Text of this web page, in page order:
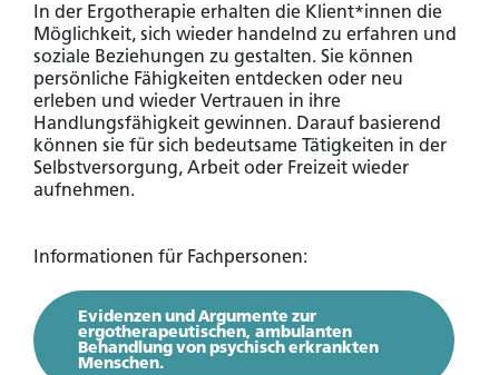
In der Ergotherapie erhalten die Klient*innen die
Möglichkeit, sich wieder handelnd zu erfahren und
soziale Beziehungen zu gestalten. Sie können
persönliche Fähigkeiten entdecken oder neu
erleben und wieder Vertrauen in ihre
Handlungsfähigkeit gewinnen. Darauf basierend
können sie für sich bedeutsame Tätigkeiten in der
Selbstversorgung, Arbeit oder Freizeit wieder
aufnehmen.
Informationen für Fachpersonen:
Evidenzen und Argumente zur
ergotherapeutischen, ambulanten
Behandlung von psychisch erkrankten
Menschen.